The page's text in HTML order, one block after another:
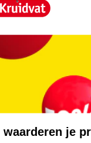
Score.
waarderen je